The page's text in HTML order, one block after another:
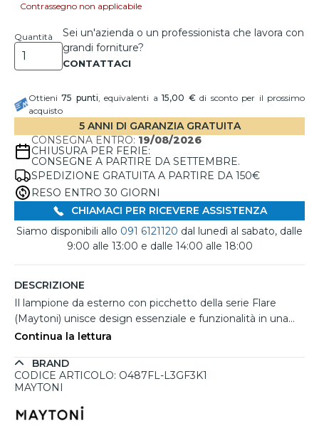
Contrassegno non applicabile
Quantità
Sei un'azienda o un professionista che lavora con
grandi forniture?
Ottieni75 punti, equivalenti a15,00 €di sconto per il prossimo
acquisto
5 ANNI DI GARANZIA GRATUITA
CONSEGNA ENTRO: 19/08/2026
CHIUSURA PER FERIE:
CONSEGNE A PARTIRE DA SETTEMBRE.
SPEDIZIONE GRATUITA A PARTIRE DA 150€
RESO ENTRO 30 GIORNI
CHIAMACI PER RICEVERE ASSISTENZA
Siamo disponibili allo 091 6121120 dal lunedì al sabato, dalle
9:00 alle 13:00 e dalle 14:00 alle 18:00
DESCRIZIONE
Il lampione da esterno con picchetto della serie Flare
(Maytoni) unisce design essenziale e funzionalità in una
struttura slanciata ed elegante. Il corpo in alluminio e
presenza discreta ma visivamente raffinata per giardini,
camminamenti o aree verdi. Emana una luce LED 3W da
fascio luminoso ampio di 92° e una potenza di 250 lumen.
Continua la lettura
BRAND
CODICE ARTICOLO: O487FL-L3GF3K1
MAYTONI